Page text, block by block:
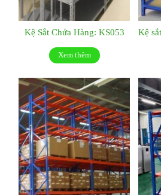
Kệ Sắt Chứa Hàng: KS053
Xem thêm